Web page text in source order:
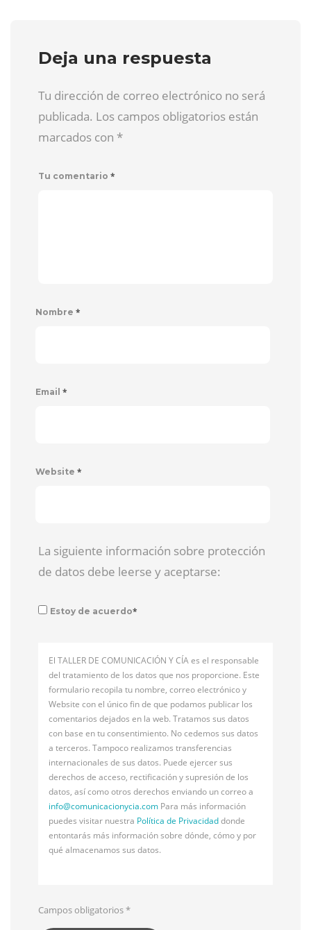
Deja una respuesta
Tu dirección de correo electrónico no será
publicada. Los campos obligatorios están
marcados con *
Tu comentario *
Nombre *
Email *
Website *
La siguiente información sobre protección
de datos debe leerse y aceptarse:
Estoy de acuerdo*
El TALLER DE COMUNICACIÓN Y CÍA es el responsable
del tratamiento de los datos que nos proporcione. Este
formulario recopila tu nombre, correo electrónico y
Website con el único fin de que podamos publicar los
comentarios dejados en la web. Tratamos sus datos
con base en tu consentimiento. No cedemos sus datos
a terceros. Tampoco realizamos transferencias
internacionales de sus datos. Puede ejercer sus
derechos de acceso, rectificación y supresión de los
datos, así como otros derechos enviando un correo a
info@comunicacionycia.com Para más información
puedes visitar nuestra Política de Privacidaddonde
entontarás más información sobre dónde, cómo y por
qué almacenamos sus datos.
Campos obligatorios*